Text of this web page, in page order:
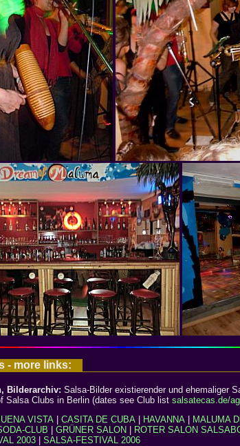
- more links:
Bilderarchiv: Salsa-Bilder existierender und ehemaliger
Salsa Clubs in Berlin (dates see Club list salsatecas.de/
VISTA CASITA DE CUBA HAVANNA MALUMA
CLUB GRÜNER SALON ROTER SALON
2003
SALSA-FESTIVAL 2006